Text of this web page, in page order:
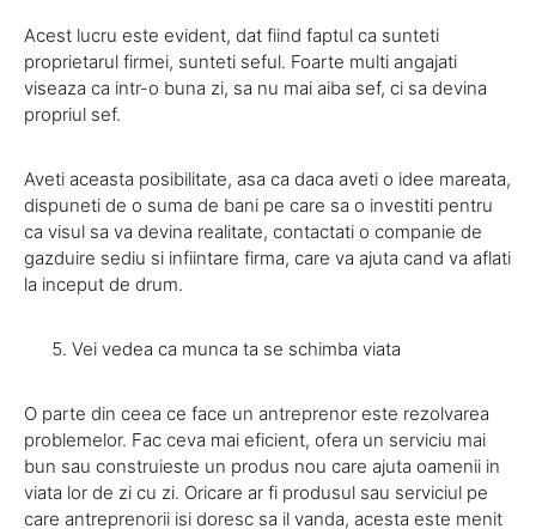
Acest lucru este evident, dat fiind faptul ca sunteti
proprietarul firmei, sunteti seful. Foarte multi angajati
viseaza ca intr-o buna zi, sa nu mai aiba sef, ci sa devina
propriul sef.
Aveti aceasta posibilitate, asa ca daca aveti o idee mareata,
dispuneti de o suma de bani pe care sa o investiti pentru
ca visul sa va devina realitate, contactati o companie de
gazduire sediu si infiintare firma, care va ajuta cand va aflati
la inceput de drum.
Vei vedea ca munca ta se schimba viata
O parte din ceea ce face un antreprenor este rezolvarea
problemelor. Fac ceva mai eficient, ofera un serviciu mai
bun sau construieste un produs nou care ajuta oamenii in
viata lor de zi cu zi. Oricare ar fi produsul sau serviciul pe
care antreprenorii isi doresc sa il vanda, acesta este menit